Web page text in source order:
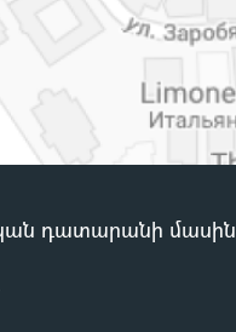
դատարանի մասին